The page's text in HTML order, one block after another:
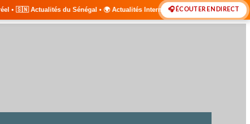
du Sénégal • 🌍 Actualités Internationales • 🎙️ Débats • 🎤 Interviews
🎧 ÉCOUTER EN DIRECT